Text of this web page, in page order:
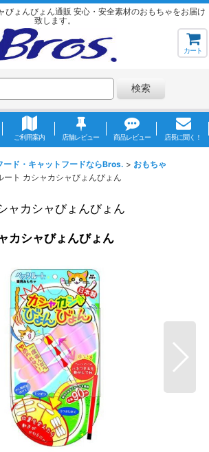
びょんびょん通販 安心・安全素材のおもちゃをお届け
致します。
カート
検索
ご利用案内 店舗レビュー 商品レビュー 店長に聞く！
ード・キャットフードならBros. > おもちゃ
ート カシャカシャびょんびょん
ャカシャびょんびょん
カシャびょんびょん